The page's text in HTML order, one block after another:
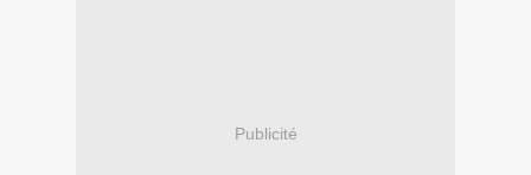
Publicité